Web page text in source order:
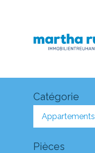
Catégorie
Appartements
Pièces